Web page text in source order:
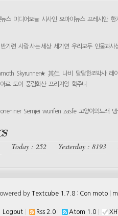
스 미디어오늘 시사인 오마이뉴스 프레시안 한
반기련 사람 사는 세상 세기연 우리모두 인물과사
Skyrunner★ 其仁 나비 달달한조박사 레
르 토이 풍림화산 프리지앙 학주니
oneniner Semjei wurifen zasfe 고양이의노래
Today : 252 Yesterday : 8193
by Textcube 1.7.8 : Con moto
Logout Rss 2.0 Atom 1.0